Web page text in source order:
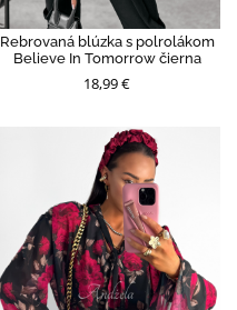
Rebrovaná blúzka s polrolákom
Believe In Tomorrow čierna
18,99 €